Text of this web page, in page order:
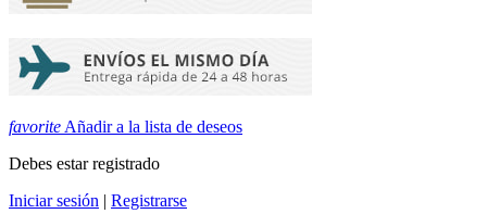
favorite Añadir a la lista de deseos
Debes estar registrado
Iniciar sesión | Registrarse